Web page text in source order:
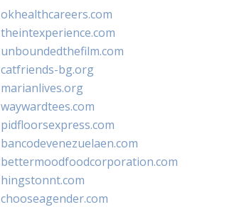
okhealthcareers.com
theintexperience.com
unboundedthefilm.com
catfriends-bg.org
marianlives.org
waywardtees.com
pidfloorsexpress.com
bancodevenezuelaen.com
bettermoodfoodcorporation.com
hingstonnt.com
chooseagender.com